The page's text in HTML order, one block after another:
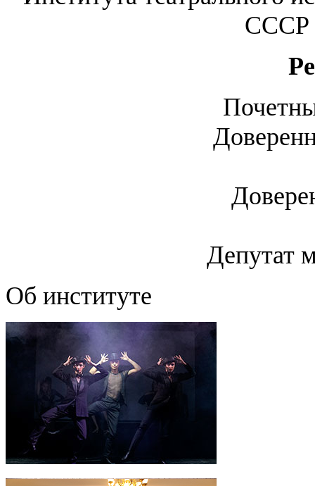
СССР
Депутат
Об институте